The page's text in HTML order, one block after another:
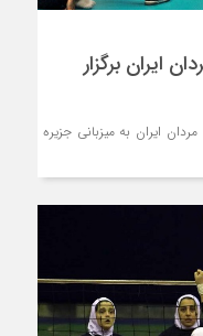
ایران برگزار
ایران به میزبانی جزیره